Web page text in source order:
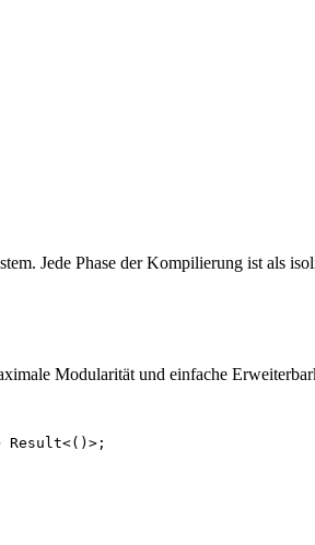
Jede Phase der Kompilierung ist als
Modularität und einfache
Result<()>;